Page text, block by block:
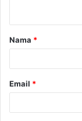
Nama *
Email *